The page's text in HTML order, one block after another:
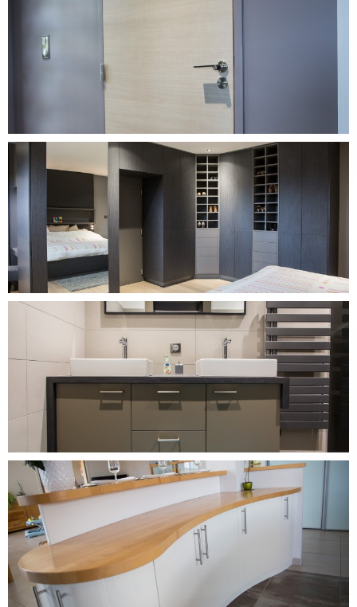
DÉCOUVRIR CE PROJET
DÉCOUVRIR CE PROJET
DÉCOUVRIR CE PROJET
DÉCOUVRIR CE PROJET